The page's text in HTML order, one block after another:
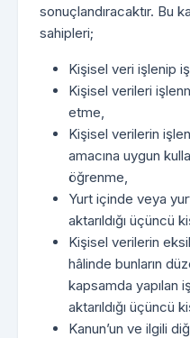
sonuçlandıracaktır. Bu
sahipleri;
Kişisel veri işlenip
Kişisel verileri
etme,
Kişisel verilerin
amacına uygun
öğrenme,
Yurt içinde veya
aktarıldığı üçüncü
Kişisel verilerin
hâlinde bunların
kapsamda yapılan
aktarıldığı üçüncü
Kanun’un ve ilgili